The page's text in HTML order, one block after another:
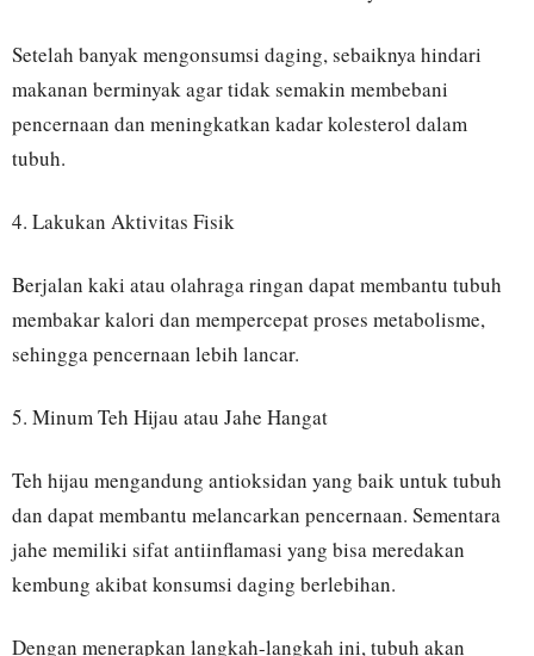
Setelah banyak mengonsumsi daging, sebaiknya hindari
makanan berminyak agar tidak semakin membebani
pencernaan dan meningkatkan kadar kolesterol dalam
tubuh.
4. Lakukan Aktivitas Fisik
Berjalan kaki atau olahraga ringan dapat membantu tubuh
membakar kalori dan mempercepat proses metabolisme,
sehingga pencernaan lebih lancar.
5. Minum Teh Hijau atau Jahe Hangat
Teh hijau mengandung antioksidan yang baik untuk tubuh
dan dapat membantu melancarkan pencernaan. Sementara
jahe memiliki sifat antiinflamasi yang bisa meredakan
kembung akibat konsumsi daging berlebihan.
Dengan menerapkan langkah-langkah ini, tubuh akan